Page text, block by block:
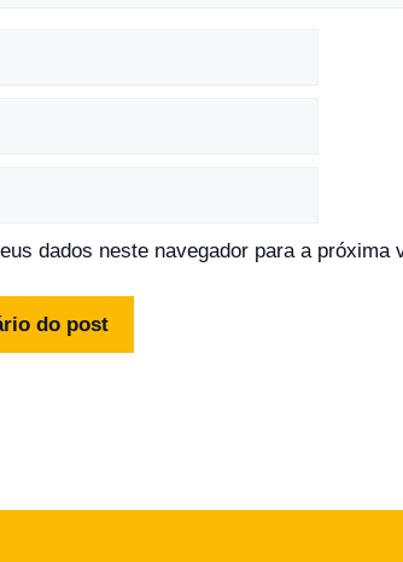
dados neste navegador para a próxima